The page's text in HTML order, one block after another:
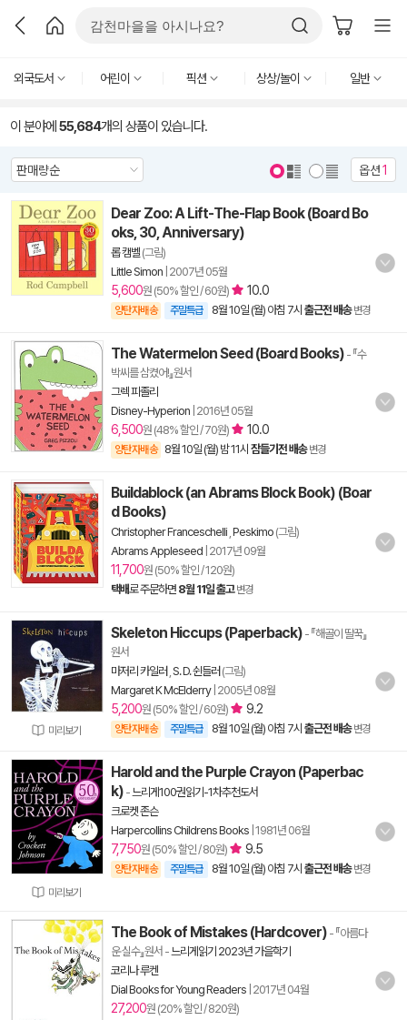
외국도서 어린이 픽션 상상/놀이 일반
이 분야에 55,684개의 상품이 있습니다.
옵션1
Dear Zoo: A Lift-The-Flap Book (Board Bo
oks, 30, Anniversary)
롭 캠벨 (그림)
Little Simon 2007년 05월
5,600원 (50% 할인 / 60원) 10.0
양탄자배송 주말특급 8월 10일 (월) 아침 7시 출근전 배송 변경
The Watermelon Seed (Board Books) - 『수
박씨를 삼켰어!』원서
그렉 피졸리
Disney-Hyperion 2016년 05월
6,500원 (48% 할인 / 70원) 10.0
양탄자배송 8월 10일 (월) 밤 11시 잠들기전 배송 변경
Buildablock (an Abrams Block Book) (Boar
d Books)
Christopher Franceschelli Peskimo (그림)
Abrams Appleseed 2017년 09월
11,700원 (50% 할인 / 120원)
택배로 주문하면 8월 11일 출고 변경
미리보기
Skeleton Hiccups (Paperback) - 『해골이 딸꾹』
원서
마저리 카일러 S. D. 쉰들러 (그림)
Margaret K McElderry 2005년 08월
5,200원 (50% 할인 / 60원) 9.2
양탄자배송 주말특급 8월 10일 (월) 아침 7시 출근전 배송 변경
미리보기
Harold and the Purple Crayon (Paperbac
k) -느리게100권읽기-1차추천도서
크로켓 존슨
Harpercollins Childrens Books 1981년 06월
7,750원 (50% 할인 / 80원) 9.5
양탄자배송 주말특급 8월 10일 (월) 아침 7시 출근전 배송 변경
The Book of Mistakes (Hardcover) - 『아름다
운 실수』원서 -느리게읽기 2023년 가을학기
코리나 루켄
Dial Books for Young Readers 2017년 04월
27,200원 (20% 할인 / 820원)